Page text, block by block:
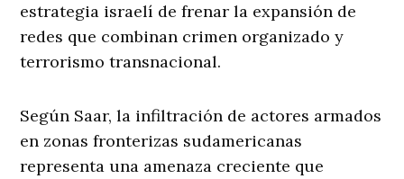
estrategia israelí de frenar la expansión de
redes que combinan crimen organizado y
terrorismo transnacional.
Según Saar, la infiltración de actores armados
en zonas fronterizas sudamericanas
representa una amenaza creciente que